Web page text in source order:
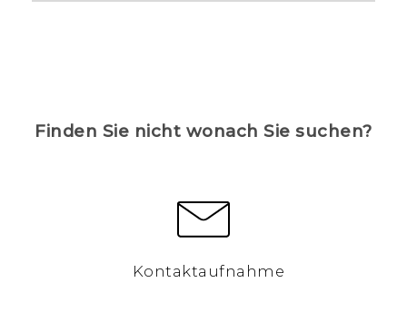
Finden Sie nicht wonach Sie suchen?
Kontaktaufnahme